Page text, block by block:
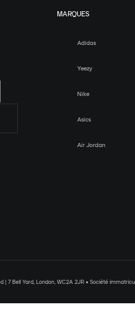
MARQUES
Adidas
Yeezy
Nike
Asics
Air Jordan
| 7 Bell Yard, London, WC2A 2JR • Société